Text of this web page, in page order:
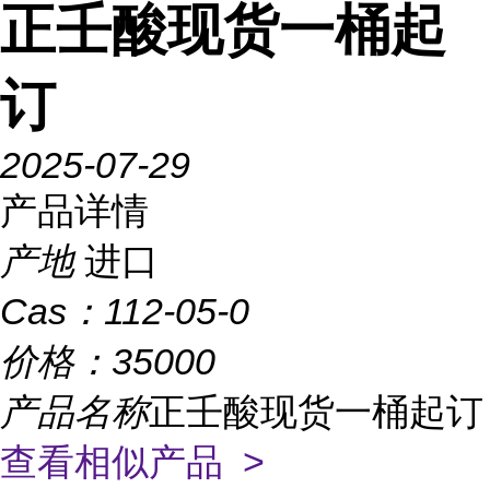
正壬酸现货一桶起
订
2025-07-29
产品详情
产地 进口
Cas： 112-05-0
价格： 35000
产品名称正壬酸现货一桶起订
查看相似产品 >